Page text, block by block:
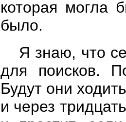
которая могла
было.
Я знаю, что
для поисков.
Будут они
и через